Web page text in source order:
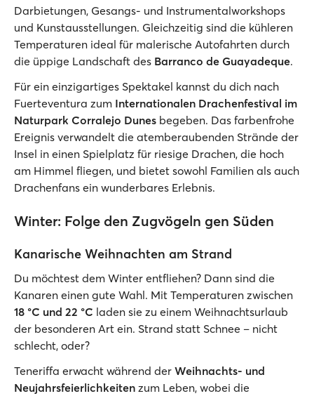
Darbietungen, Gesangs- und Instrumentalworkshops
und Kunstausstellungen. Gleichzeitig sind die kühleren
Temperaturen ideal für malerische Autofahrten durch
die üppige Landschaft des Barranco de Guayadeque.
Für ein einzigartiges Spektakel kannst du dich nach
Fuerteventura zum Internationalen Drachenfestival im
Naturpark Corralejo Dunes begeben. Das farbenfrohe
Ereignis verwandelt die atemberaubenden Strände der
Insel in einen Spielplatz für riesige Drachen, die hoch
am Himmel fliegen, und bietet sowohl Familien als auch
Drachenfans ein wunderbares Erlebnis.
Winter: Folge den Zugvögeln gen Süden
Kanarische Weihnachten am Strand
Du möchtest dem Winter entfliehen? Dann sind die
Kanaren einen gute Wahl. Mit Temperaturen zwischen
18 °C und 22 °C laden sie zu einem Weihnachtsurlaub
der besonderen Art ein. Strand statt Schnee – nicht
schlecht, oder?
Teneriffa erwacht während der Weihnachts- und
Neujahrsfeierlichkeiten zum Leben, wobei die